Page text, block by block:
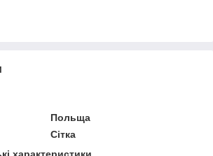
Польща
Сітка
характеристики